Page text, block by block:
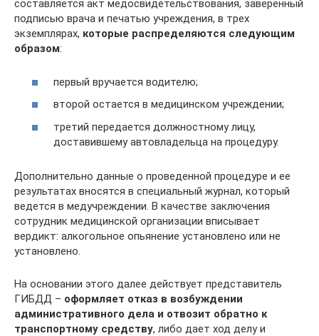
составляется акт медосвидетельствования, заверенный
подписью врача и печатью учреждения, в трех
экземплярах, которые распределяются следующим
образом:
первый вручается водителю;
второй остается в медицинском учреждении;
третий передается должностному лицу,
доставившему автовладельца на процедуру.
Дополнительно данные о проведенной процедуре и ее
результатах вносятся в специальный журнал, который
ведется в медучреждении. В качестве заключения
сотрудник медицинской организации вписывает
вердикт: алкогольное опьянение установлено или не
установлено.
На основании этого далее действует представитель
ГИБДД – оформляет отказ в возбуждении
административного дела и отвозит обратно к
транспортному средству, либо дает ход делу и